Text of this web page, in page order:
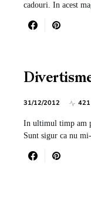
cadouri. In acest
31/12/2012
In ultimul timp am
Sunt sigur ca nu